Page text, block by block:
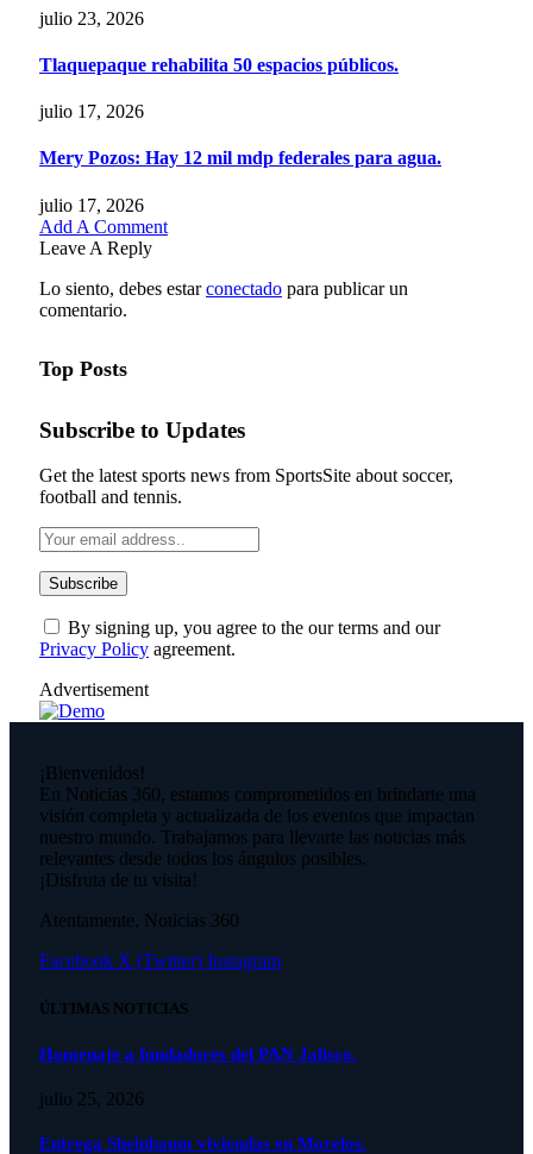
julio 23, 2026
Tlaquepaque rehabilita 50 espacios públicos.
julio 17, 2026
Mery Pozos: Hay 12 mil mdp federales para agua.
julio 17, 2026
Add A Comment
Leave A Reply
Lo siento, debes estarconectado para publicar un
comentario.
Top Posts
Subscribe to Updates
Get the latest sports news from SportsSite about soccer,
football and tennis.
By signing up, you agree to the our terms and our
Privacy Policy agreement.
Advertisement
¡Bienvenidos!
En Noticias 360, estamos comprometidos en brindarte una
visión completa y actualizada de los eventos que impactan
nuestro mundo. Trabajamos para llevarte las noticias más
relevantes desde todos los ángulos posibles.
¡Disfruta de tu visita!
Atentamente, Noticias 360
Facebook X (Twitter) Instagram
ÚLTIMAS NOTICIAS
Homenaje a fundadores del PAN Jalisco.
julio 25, 2026
Entrega Sheinbaum viviendas en Morelos.